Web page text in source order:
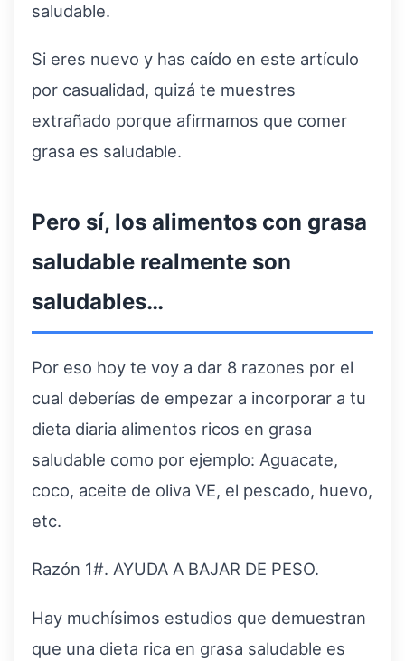
saludable.
Si eres nuevo y has caído en este artículo
por casualidad, quizá te muestres
extrañado porque afirmamos que comer
grasa es saludable.
Pero sí, los alimentos con grasa
saludable realmente son
saludables…
Por eso hoy te voy a dar 8 razones por el
cual deberías de empezar a incorporar a tu
dieta diaria alimentos ricos en grasa
saludable como por ejemplo: Aguacate,
coco, aceite de oliva VE, el pescado, huevo,
etc.
Razón 1#. AYUDA A BAJAR DE PESO.
Hay muchísimos estudios que demuestran
que una dieta rica en grasa saludable es